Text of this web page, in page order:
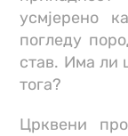
усмјерено
погледу
став. Има ли
тога?
Црквени